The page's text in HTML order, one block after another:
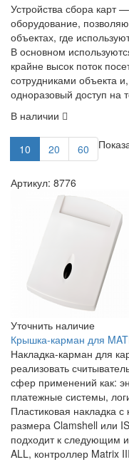
Устройства сбора карт
оборудование,
объектах, где
В основном
крайне высок поток
сотрудниками объекта
одноразовый доступ на
В наличии
10 20 60
Артикул: 8776
Уточнить наличие
Крышка-карман для
Накладка-карман для
реализовать
сфер применений как:
платежные системы,
Пластиковая накладка
размера Clamshell или
подходит к следующим
ALL, контроллер Matrix